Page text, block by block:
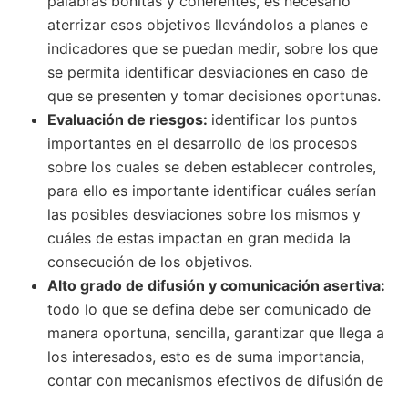
aterrizar esos objetivos llevándolos a planes e
indicadores que se puedan medir, sobre los que
se permita identificar desviaciones en caso de
que se presenten y tomar decisiones oportunas.
Evaluación de riesgos: identificar los puntos
importantes en el desarrollo de los procesos
sobre los cuales se deben establecer controles,
para ello es importante identificar cuáles serían
las posibles desviaciones sobre los mismos y
cuáles de estas impactan en gran medida la
consecución de los objetivos.
Alto grado de difusión y comunicación asertiva:
todo lo que se defina debe ser comunicado de
manera oportuna, sencilla, garantizar que llega a
los interesados, esto es de suma importancia,
contar con mecanismos efectivos de difusión de